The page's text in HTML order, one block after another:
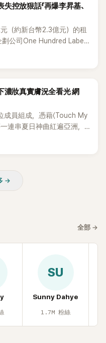
控放狠話「再爆李昇基、
（約新台幣2.3億元）的租
劃公司One Hundred Label
波，YouTuber李鎮浩公開
濃妝真實膚況全看光 網
員組成，憑藉〈Touch My
一連串夏日神曲紅遍亞洲，
道滿7年後宣布解散，成員各
→
全部 →
SU
Sunny Dahye
1.7M 粉絲